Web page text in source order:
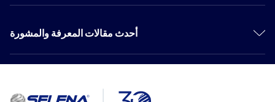
كتالوج
مواد لاصقة رغوية
أحدث مقالات المعرفة والمشورة
More articles
حائط الجبس مواد لاصقة رغوية نظام جي كي